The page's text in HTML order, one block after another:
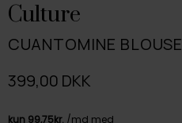
Culture
CUANTOMINE BLOUSE
399,00 DKK